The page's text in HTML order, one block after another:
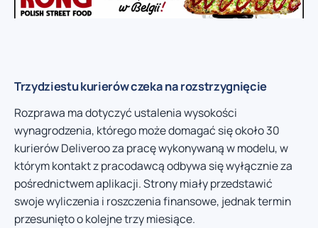
Trzydziestu kurierów czeka na rozstrzygnięcie
Rozprawa ma dotyczyć ustalenia wysokości
wynagrodzenia, którego może domagać się około 30
kurierów Deliveroo za pracę wykonywaną w modelu, w
którym kontakt z pracodawcą odbywa się wyłącznie za
pośrednictwem aplikacji. Strony miały przedstawić
swoje wyliczenia i roszczenia finansowe, jednak termin
przesunięto o kolejne trzy miesiące.